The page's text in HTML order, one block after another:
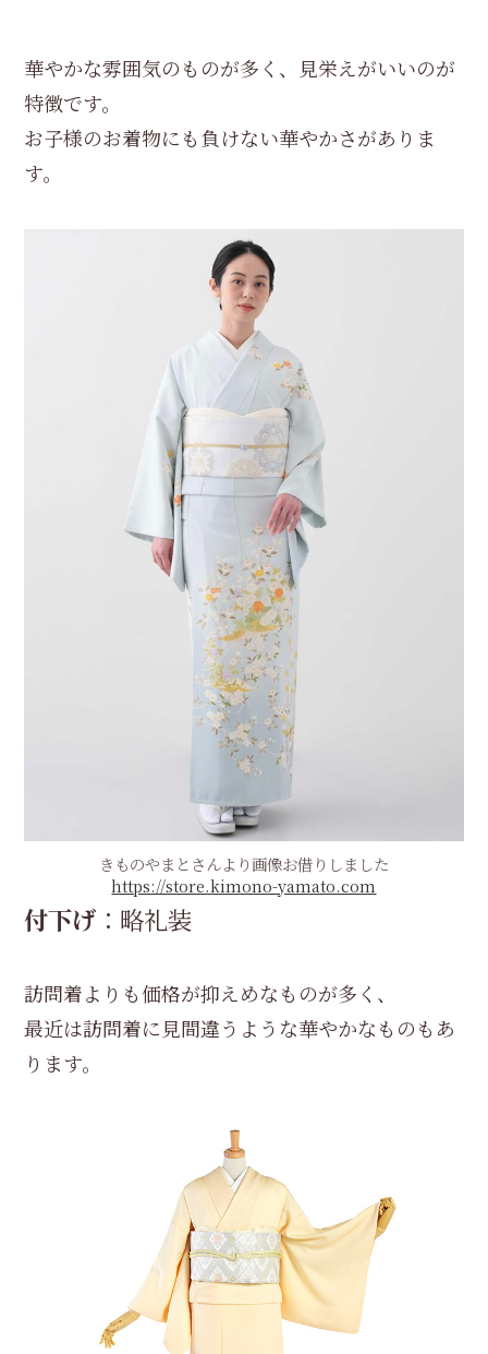
華やかな雰囲気のものが多く、見栄えがいいのが
特徴です。
お子様のお着物にも負けない華やかさがありま
す。
きものやまとさんより画像お借りしました
https://store.kimono-yamato.com
付下げ ：略礼装
訪問着よりも価格が抑えめなものが多く、
最近は訪問着に見間違うような華やかなものもあ
ります。